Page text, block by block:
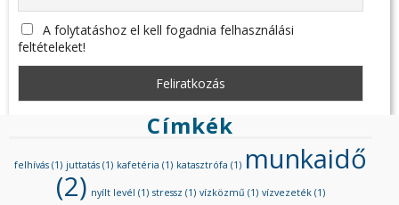
A folytatáshoz el kell fogadnia felhasználási
feltételeket!
Címkék
felhívás (1) juttatás (1) kafetéria (1) katasztrófa (1) munkaidő
(2) nyílt levél (1) stressz (1) vízközmű (1) vízvezeték (1)